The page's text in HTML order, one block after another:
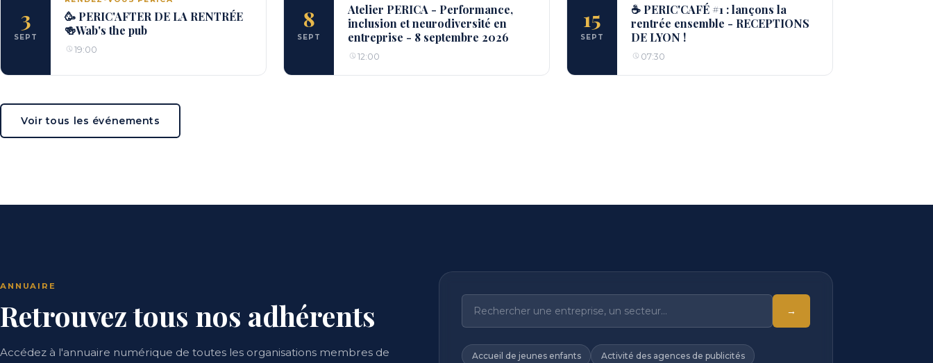
3
SEPT
🥳 PERIC'AFTER DE LA RENTRÉE
🍻Wab's the pub
19:00
8
SEPT
Atelier PERICA - Performance,
inclusion et neurodiversité en
entreprise - 8 septembre 2026
12:00
15
SEPT
☕ PERIC'CAFÉ #1 : lançons la
rentrée ensemble - RECEPTIONS
DE LYON !
07:30
Voir tous les événements
ANNUAIRE
Retrouvez tous nos adhérents
Accédez à l'annuaire numérique de toutes les organisations membres de
→
Accueil de jeunes enfants Activité des agences de publicités